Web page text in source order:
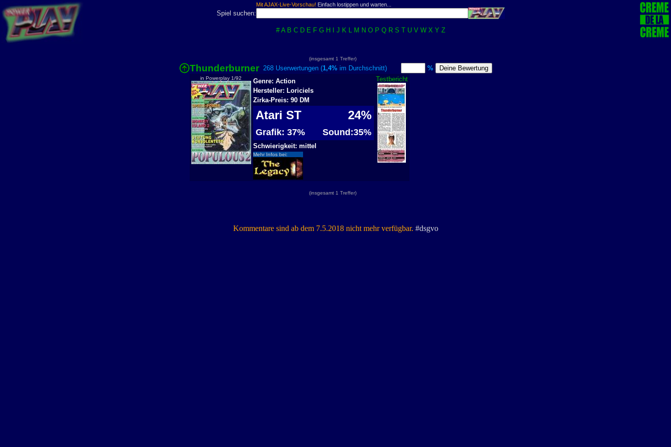
Mit AJAX-Live-Vorschau! Einfach lostippen und warten...
Spiel suchen:
# A B C D E F G H J K L M N O P Q R S T U V W X Y Z
(insgesamt 1 Treffer)
Thunderburner268 Userwertungen (1,4%im Durchschnitt) %
in Powerplay 1/92 Testbericht
Genre: Action
Hersteller: Loriciels
Zirka-Preis: 90 DM
Atari ST 24%
Grafik: 37% Sound:35%
Schwierigkeit: mittel
Mehr Infos bei:
(insgesamt 1 Treffer)
Kommentare sind ab dem 7.5.2018 nicht mehr verfügbar. #dsgvo